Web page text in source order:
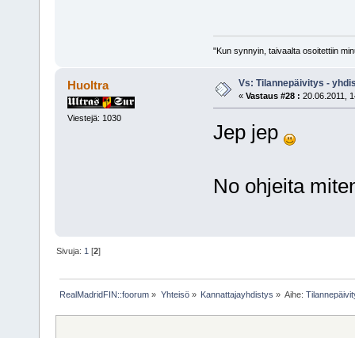
"Kun synnyin, taivaalta osoitettiin
Huoltra
Viestejä: 1030
Vs: Tilannepäivitys -
« Vastaus #28 : 20.06.2011,
Jep jep
No ohjeita
Sivuja: 1 [2]
RealMadridFIN::foorum » Yhteisö» Kannattajayhdistys » Aihe: